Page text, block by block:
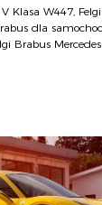
Klasa W447,
dla
Brabus